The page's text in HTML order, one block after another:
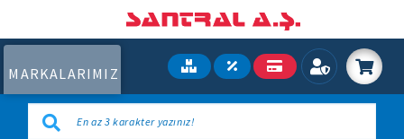
MARKALARIMIZ